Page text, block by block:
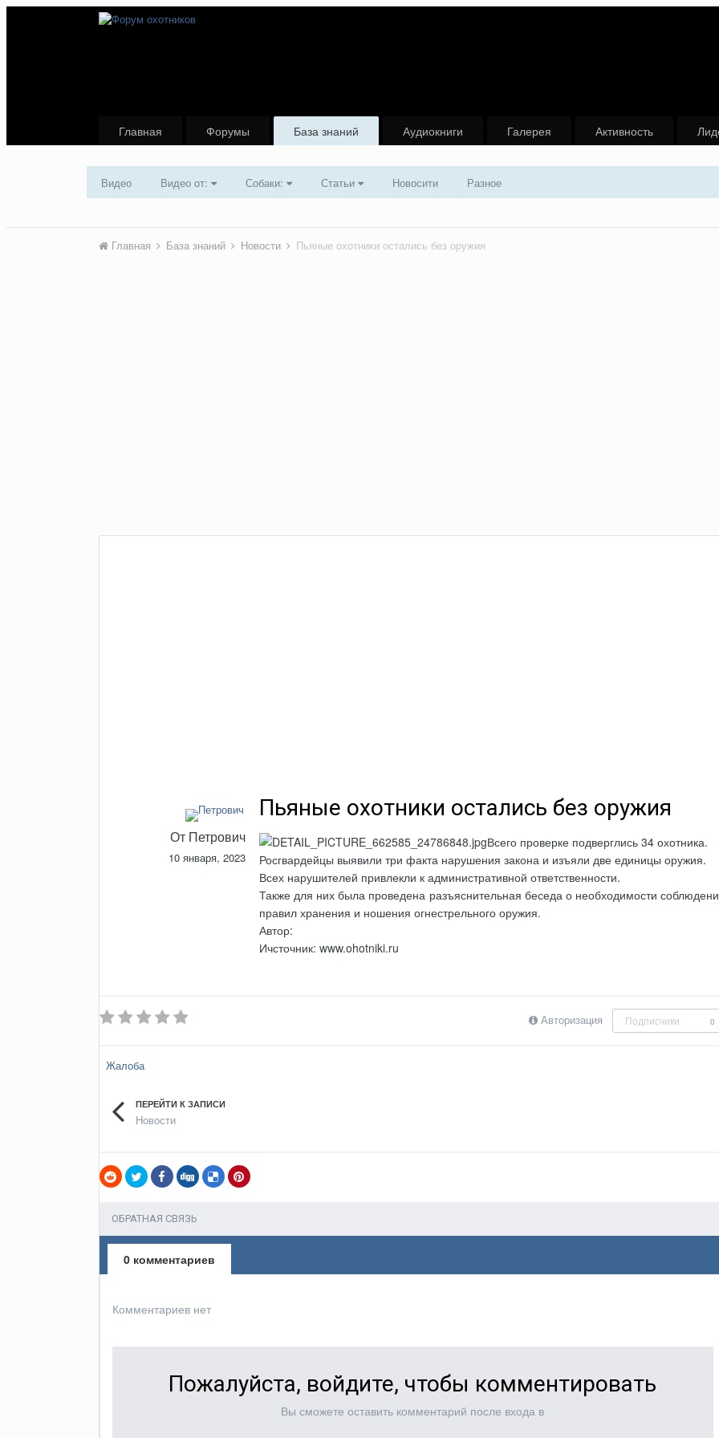
Главная Форумы База знаний
Видео Видео от: Собаки: Статьи Новосити Разное
Аудиокниги Галерея Активность
Главная База знаний Новости Пьяные охотники остались без оружия
От Петрович
10 января, 2023
Пьяные охотники остались без оружия
Всего проверке подверглись 34 охотника.
Росгвардейцы выявили три факта нарушения закона и изъяли две единицы оружия.
Всех нарушителей привлекли к административной ответственности.
Также для них была проведена разъяснительная беседа о необходимости
правил хранения и ношения огнестрельного оружия.
Автор:
Ичсточник: www.ohotniki.ru
Авторизация Подписчики 0
Жалоба
ПЕРЕЙТИ К ЗАПИСИ
Новости
ОБРАТНАЯ СВЯЗЬ
0 комментариев
Комментариев нет
Пожалуйста, войдите, чтобы комментировать
Вы сможете оставить комментарий после входа в